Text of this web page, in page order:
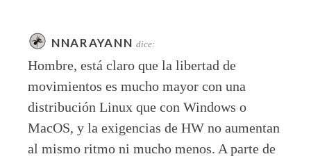
NNARAYANN dice:
Hombre, está claro que la libertad de
movimientos es mucho mayor con una
distribución Linux que con Windows o
MacOS, y la exigencias de HW no aumentan
al mismo ritmo ni mucho menos. A parte de